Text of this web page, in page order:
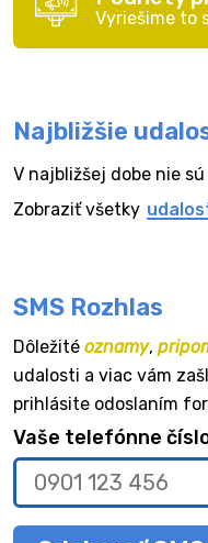
Vyriešime to
Najbližšie
V najbližšej dobe nie
Zobraziť všetky
SMS Rozhlas
Dôležité oznamy,
udalosti a viac vám
prihlásite odoslaním
Vaše telefónne